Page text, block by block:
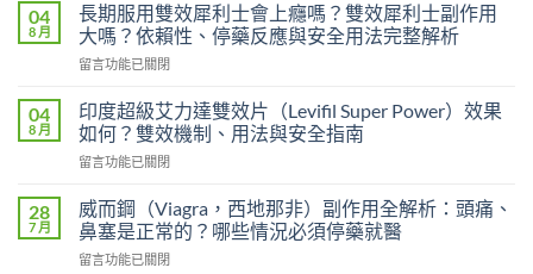
04
8 月
長期服用雙效犀利士會上癮嗎？雙效犀利士副作用
大嗎？依賴性、停藥反應與安全用法完整解析
在
期
服
用
雙
犀
利
士
會
留言功能已關閉
04
8 月
印度超級艾力達雙效片（Levifil Super Power）效果
如何？雙效機制、用法與安全指南
在
度
超
級
艾
留言功能已關閉
28
7 月
威而鋼（Viagra，西地那非）副作用全解析：頭痛、
鼻塞是正常的？哪些情況必須停藥就醫
在
留言功能已關閉